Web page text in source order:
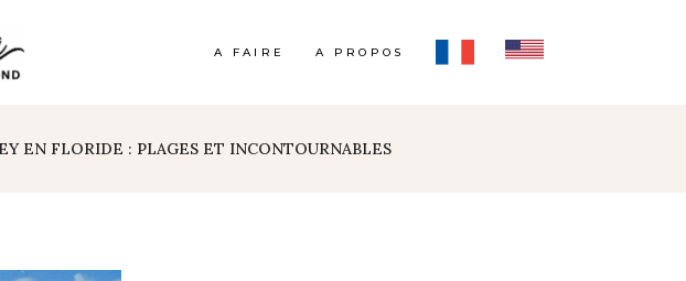
A FAIRE A PROPOS
EN FLORIDE : PLAGES ET INCONTOURNABLES